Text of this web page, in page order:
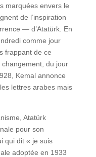
marquées envers le
de l’inspiration
— d’Atatürk. En
comme jour
frappant de ce
du jour
Kemal annonce
lettres arabes mais
Atatürk
pour son
qui dit « je suis
adoptée en 1933